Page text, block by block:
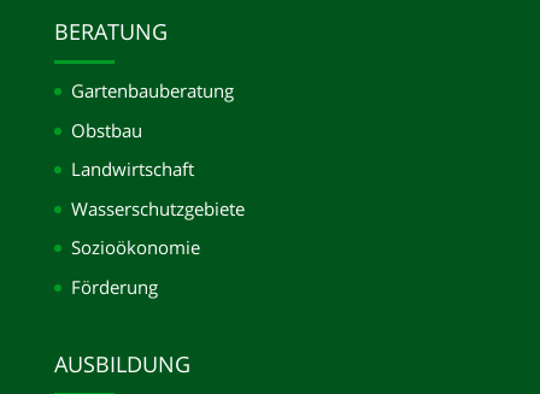
BERATUNG
Gartenbauberatung
Obstbau
Landwirtschaft
Wasserschutzgebiete
Sozioökonomie
Förderung
AUSBILDUNG